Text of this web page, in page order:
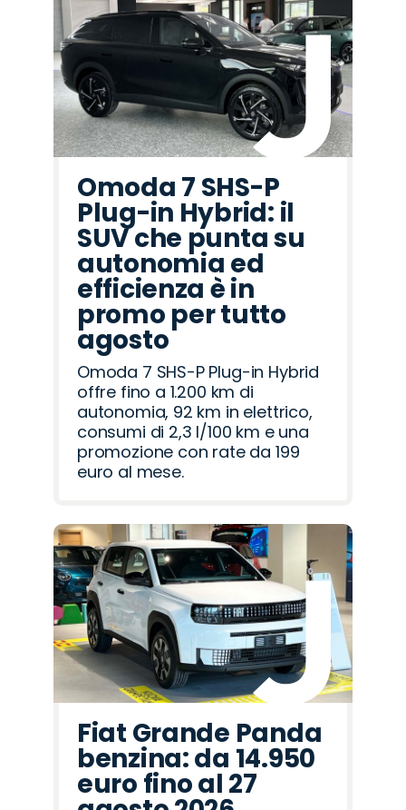
Omoda 7 SHS-P
Plug-in Hybrid: il
SUV che punta su
autonomia ed
efficienza è in
promo per tutto
agosto
Omoda 7 SHS-P Plug-in Hybrid
offre fino a 1.200 km di
autonomia, 92 km in elettrico,
consumi di 2,3 l/100 km e una
promozione con rate da 199
euro al mese.
Fiat Grande Panda
benzina: da 14.950
euro fino al 27